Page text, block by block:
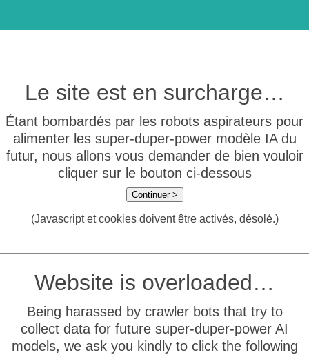
Le site est en surcharge…
Étant bombardés par les robots aspirateurs pour
alimenter les super-duper-power modèle IA du
futur, nous allons vous demander de bien vouloir
cliquer sur le bouton ci-dessous
Continuer >
(Javascript et cookies doivent être activés, désolé.)
Website is overloaded…
Being harassed by crawler bots that try to
collect data for future super-duper-power AI
models, we ask you kindly to click the following